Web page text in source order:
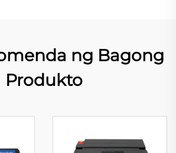
ng Bagong
Produkto